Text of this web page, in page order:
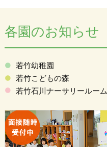
各園のお知らせ
若竹幼稚園
若竹こどもの森
若竹石川ナーサリールーム